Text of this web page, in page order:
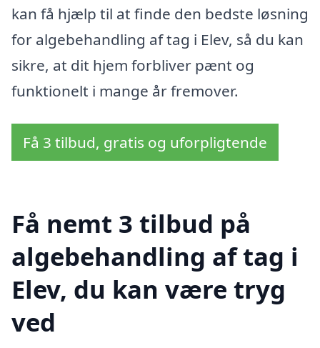
kan få hjælp til at finde den bedste løsning
for algebehandling af tag i Elev, så du kan
sikre, at dit hjem forbliver pænt og
funktionelt i mange år fremover.
Få 3 tilbud, gratis og uforpligtende
Få nemt 3 tilbud på
algebehandling af tag i
Elev, du kan være tryg
ved